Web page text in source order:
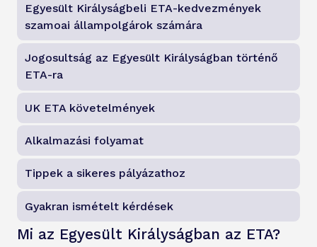
Egyesült Királyságbeli ETA-kedvezmények
szamoai állampolgárok számára
Jogosultság az Egyesült Királyságban történő
ETA-ra
UK ETA követelmények
Alkalmazási folyamat
Tippek a sikeres pályázathoz
Gyakran ismételt kérdések
Mi az Egyesült Királyságban az ETA?